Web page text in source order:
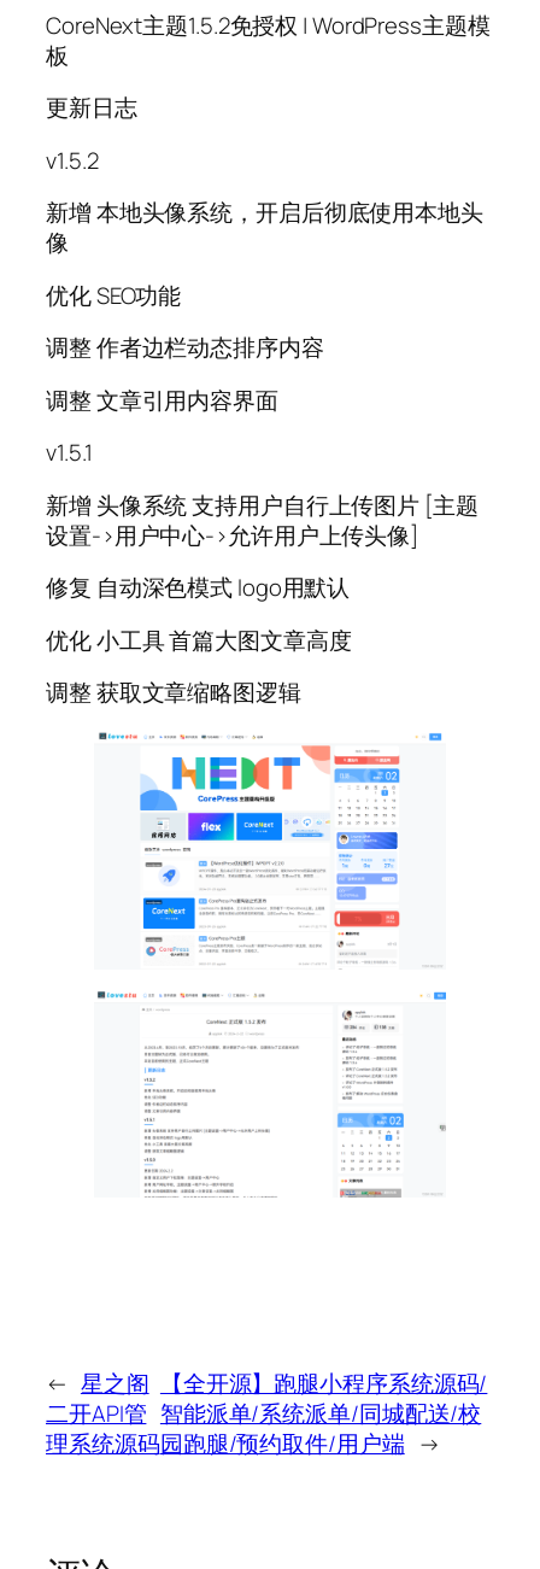
CoreNext主题1.5.2免授权 | WordPress主题模
板
更新日志
v1.5.2
新增 本地头像系统，开启后彻底使用本地头
像
优化 SEO功能
调整 作者边栏动态排序内容
调整 文章引用内容界面
v1.5.1
新增 头像系统 支持用户自行上传图片 [主题
设置->用户中心->允许用户上传头像]
修复 自动深色模式 logo用默认
优化 小工具 首篇大图文章高度
调整 获取文章缩略图逻辑
← 星之阁
二开API管
理系统源码
【全开源】跑腿小程序系统源码/
智能派单/系统派单/同城配送/校
园跑腿/预约取件/用户端 →